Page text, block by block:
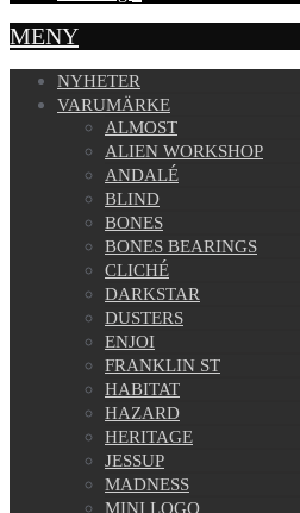
MENY
NYHETER
VARUMÄRKE
ALMOST
ALIEN WORKSHOP
ANDALÉ
BLIND
BONES
BONES BEARINGS
CLICHÉ
DARKSTAR
DUSTERS
ENJOI
FRANKLIN ST
HABITAT
HAZARD
HERITAGE
JESSUP
MADNESS
MINI LOGO